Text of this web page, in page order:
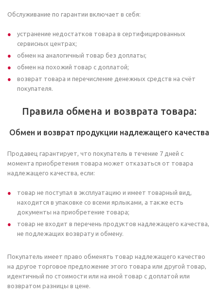
Обслуживание по гарантии включает в себя:
устранение недостатков товара в сертифицированных
сервисных центрах;
обмен на аналогичный товар без доплаты;
обмен на похожий товар с доплатой;
возврат товара и перечисление денежных средств на счёт
покупателя.
Правила обмена и возврата товара:
Обмен и возврат продукции надлежащего качества
Продавец гарантирует, что покупатель в течение 7 дней с
момента приобретения товара может отказаться от товара
надлежащего качества, если:
товар не поступал в эксплуатацию и имеет товарный вид,
находится в упаковке со всеми ярлыками, а также есть
документы на приобретение товара;
товар не входит в перечень продуктов надлежащего качества,
не подлежащих возврату и обмену.
Покупатель имеет право обменять товар надлежащего качество
на другое торговое предложение этого товара или другой товар,
идентичный по стоимости или на иной товар с доплатой или
возвратом разницы в цене.